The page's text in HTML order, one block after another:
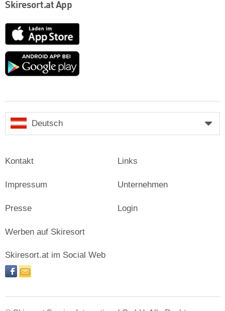
Skiresort.at App
App
Store
Google
Deutsch
Kontakt
Impressum
Presse
Links
Unternehmen
Login
Werben auf Skiresort
Skiresort.at im Social Web
facebooknewsletter